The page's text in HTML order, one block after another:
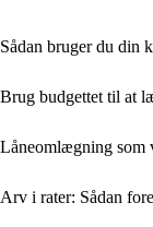
Sådan bruger du din
Brug budgettet til at
Låneomlægning som
Arv i rater: Sådan